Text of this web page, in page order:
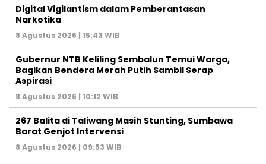
Digital Vigilantism dalam Pemberantasan
Narkotika
8 Agustus 2026 | 15:43 WIB
Gubernur NTB Keliling Sembalun Temui Warga,
Bagikan Bendera Merah Putih Sambil Serap
Aspirasi
8 Agustus 2026 | 10:12 WIB
267 Balita di Taliwang Masih Stunting, Sumbawa
Barat Genjot Intervensi
8 Agustus 2026 | 09:53 WIB